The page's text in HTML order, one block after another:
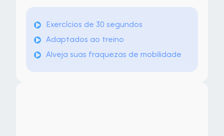
Exercícios de 30 segundos
Adaptados ao treino
Alveja suas fraquezas de mobilidade